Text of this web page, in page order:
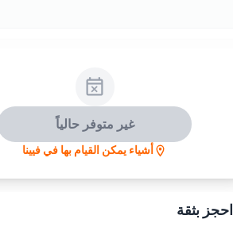
غير متوفر حالياً
أشياء يمكن القيام بها في فيينا
احجز بثقة